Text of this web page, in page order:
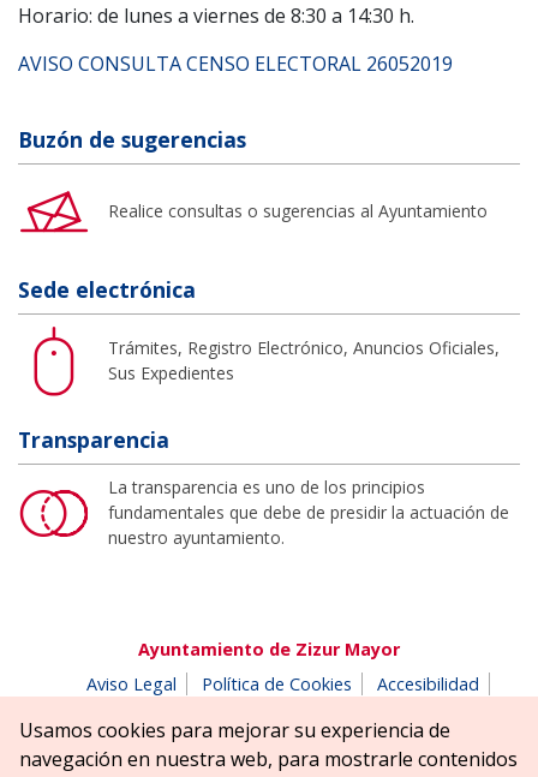
Horario: de lunes a viernes de 8:30 a 14:30 h.
AVISO CONSULTA CENSO ELECTORAL 26052019
Buzón de sugerencias
Realice consultas o sugerencias al Ayuntamiento
Sede electrónica
Trámites, Registro Electrónico, Anuncios Oficiales,
Sus Expedientes
Transparencia
La transparencia es uno de los principios
fundamentales que debe de presidir la actuación de
nuestro ayuntamiento.
Ayuntamiento de Zizur Mayor
Aviso Legal
Política de Cookies
Accesibilidad
Parque Erreniega parkea, s/n | 31180 Zizur Mayor-Zizur
Nagusia (NAVARRA-NAFARROA)
Usamos cookies para mejorar su experiencia de
navegación en nuestra web, para mostrarle contenidos